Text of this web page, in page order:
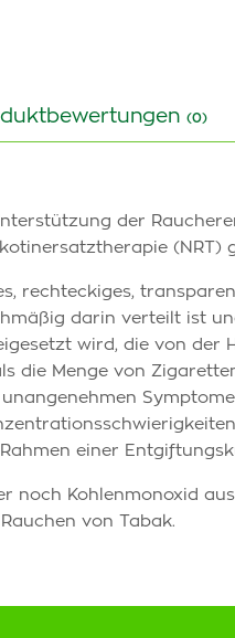
(0)
der
(NRT)
rechteckiges,
darin verteilt ist
wird, die von der
die Menge von
einer
noch Kohlenmonoxid
von Tabak.